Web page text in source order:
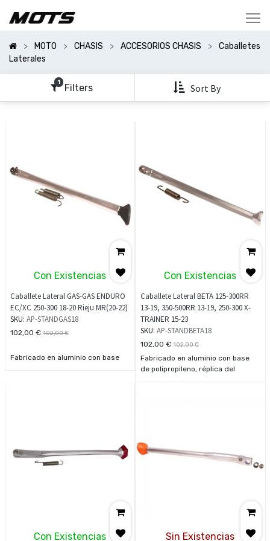
MOTO CHASIS ACCESORIOS CHASIS
Caballetes
Laterales
1 Filters Sort By
Categorías
Mostrar
Opciones
Con Existencias
Caballete Lateral GAS-GAS ENDURO
EC/XC 250-300 18-20 Rieju MR(20-22)
SKU: AP-STANDGAS18
102,00 € 102,00€
Fabricado en aluminio con base
Con Existencias
Caballete Lateral BETA 125-300RR
13-19, 350-500RR 13-19, 250-300 X-
TRAINER 15-23
SKU: AP-STANDBETA18
102,00 € 102,00€
Fabricado en aluminio con base
de polipropileno, réplica del
Con Existencias Sin Existencias